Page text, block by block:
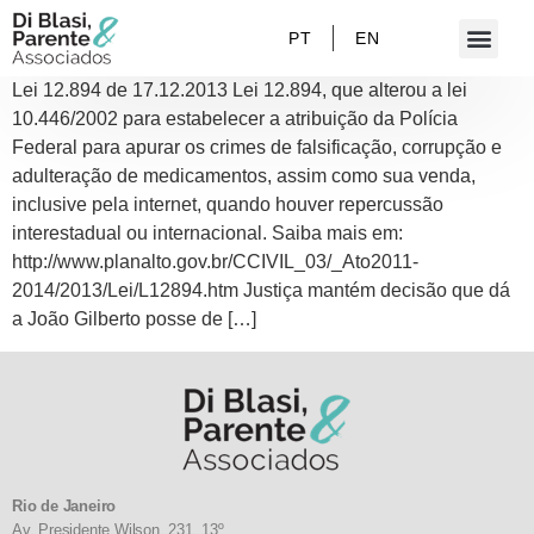
PT EN
Lei 12.894 de 17.12.2013 Lei 12.894, que alterou a lei
10.446/2002 para estabelecer a atribuição da Polícia
Federal para apurar os crimes de falsificação, corrupção e
adulteração de medicamentos, assim como sua venda,
inclusive pela internet, quando houver repercussão
interestadual ou internacional. Saiba mais em:
http://www.planalto.gov.br/CCIVIL_03/_Ato2011-
2014/2013/Lei/L12894.htm Justiça mantém decisão que dá
a João Gilberto posse de […]
Rio de Janeiro
Av. Presidente Wilson, 231, 13º